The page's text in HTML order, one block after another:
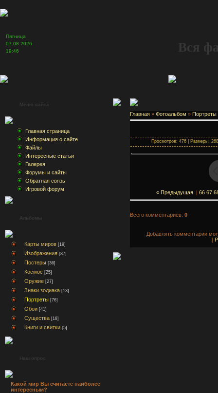
Пятница
07.08.2026
19:46
Вся
Меню сайта
Главная страница
Информация о сайте
Файлы
Интересные статьи
Галерея
Форумы и сайты
Обратная связь
Игровой форум
Альбомы
Карты миров [19]
Изображения [87]
Постеры [36]
Космос [25]
Оружие [27]
Знаки зодиака [13]
Портреты [76]
Обои [41]
Существа [18]
Книги и свитки [5]
Наш опрос
Какой мир Вы считаете наиболее
интересным?
Главная » Фотоальбом » Портреты
Просмотров: 476 | Размеры:
« Предыдущая | 66 67
Всего комментариев: 0
Добавлять комментарии
[